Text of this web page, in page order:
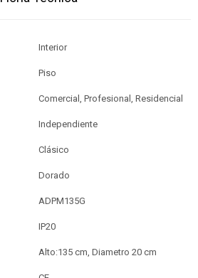
Interior
Piso
Comercial, Profesional, Residencial
Independiente
Clásico
Dorado
ADPM135G
IP20
Alto:135 cm, Diametro 20 cm